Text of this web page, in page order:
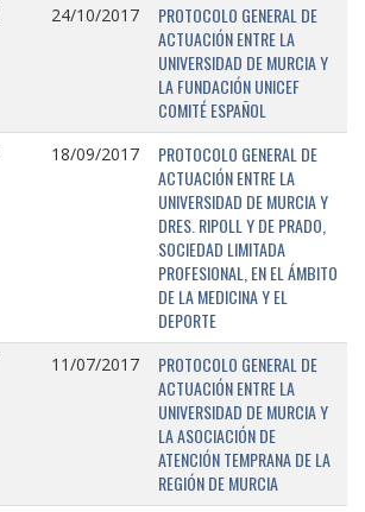
24/10/2017
PROTOCOLO GENERAL DE
ACTUACIÓN ENTRE LA
UNIVERSIDAD DE MURCIA Y
LA FUNDACIÓN UNICEF
COMITÉ ESPAÑOL
18/09/2017
PROTOCOLO GENERAL DE
ACTUACIÓN ENTRE LA
UNIVERSIDAD DE MURCIA Y
DRES. RIPOLL Y DE PRADO,
SOCIEDAD LIMITADA
PROFESIONAL, EN EL ÁMBITO
DE LA MEDICINA Y EL
DEPORTE
11/07/2017
PROTOCOLO GENERAL DE
ACTUACIÓN ENTRE LA
UNIVERSIDAD DE MURCIA Y
LA ASOCIACIÓN DE
ATENCIÓN TEMPRANA DE LA
REGIÓN DE MURCIA